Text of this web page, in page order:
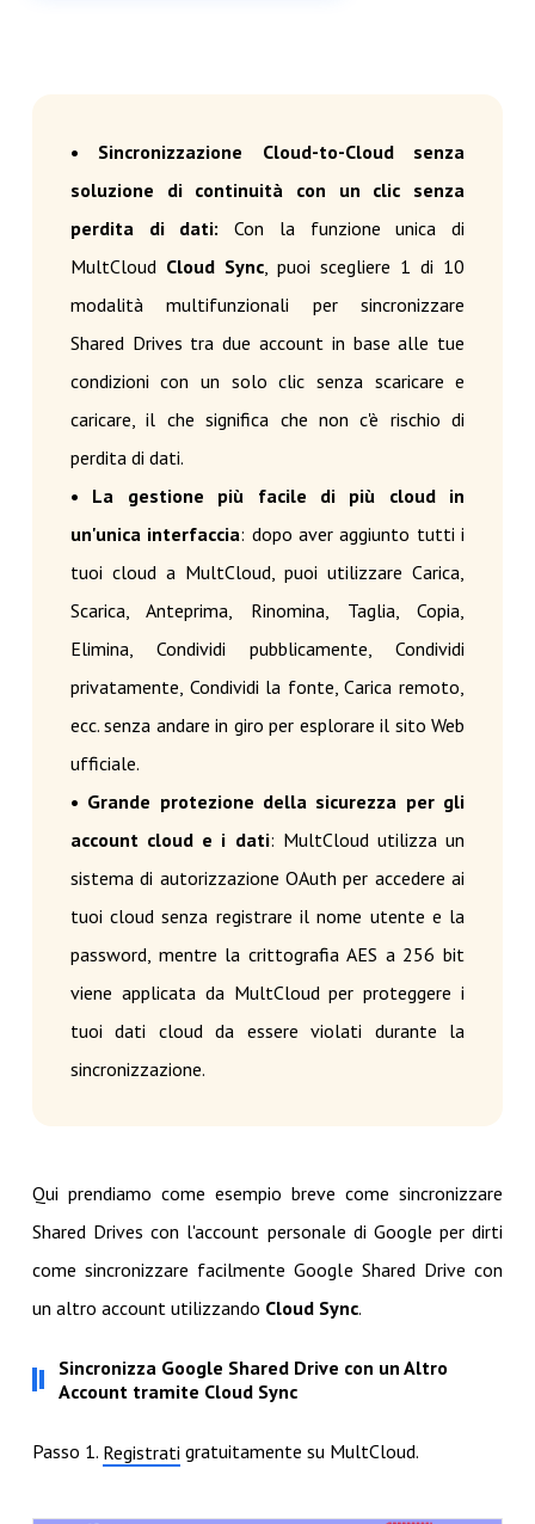
• Sincronizzazione Cloud-to-Cloud senza
soluzione di continuità con un clic senza
perdita di dati: Con la funzione unica di
MultCloud Cloud Sync, puoi scegliere 1 di 10
modalità multifunzionali per sincronizzare
Shared Drives tra due account in base alle tue
condizioni con un solo clic senza scaricare e
caricare, il che significa che non c'è rischio di
perdita di dati.
• La gestione più facile di più cloud in
un'unica interfaccia: dopo aver aggiunto tutti i
tuoi cloud a MultCloud, puoi utilizzare Carica,
Scarica, Anteprima, Rinomina, Taglia, Copia,
Elimina, Condividi pubblicamente, Condividi
privatamente, Condividi la fonte, Carica remoto,
ecc. senza andare in giro per esplorare il sito Web
ufficiale.
• Grande protezione della sicurezza per gli
account cloud e i dati: MultCloud utilizza un
sistema di autorizzazione OAuth per accedere ai
tuoi cloud senza registrare il nome utente e la
password, mentre la crittografia AES a 256 bit
viene applicata da MultCloud per proteggere i
tuoi dati cloud da essere violati durante la
sincronizzazione.
Qui prendiamo come esempio breve come sincronizzare
Shared Drives con l'account personale di Google per dirti
come sincronizzare facilmente Google Shared Drive con
un altro account utilizzando Cloud Sync.
Sincronizza Google Shared Drive con un Altro
Account tramite Cloud Sync
Passo 1. Registrati gratuitamente su MultCloud.